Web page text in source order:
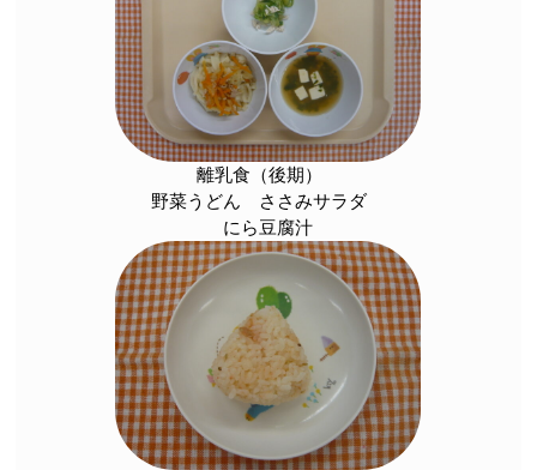
離乳食（後期）
野菜うどん ささみサラダ
にら豆腐汁